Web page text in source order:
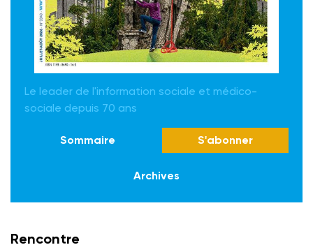
Le leader de l'information sociale et médico-
sociale depuis 70 ans
Sommaire S'abonner
Archives
Rencontre